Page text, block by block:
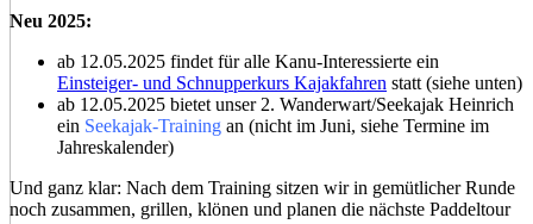
Neu 2025:
ab 12.05.2025 findet für alle Kanu-Interessierte ein
Einsteiger- und Schnupperkurs Kajakfahren statt (siehe unten)
ab 12.05.2025 bietet unser 2. Wanderwart/Seekajak Heinrich
ein Seekajak-Training an (nicht im Juni, siehe Termine im
Jahreskalender)
Und ganz klar: Nach dem Training sitzen wir in gemütlicher Runde
noch zusammen, grillen, klönen und planen die nächste Paddeltour